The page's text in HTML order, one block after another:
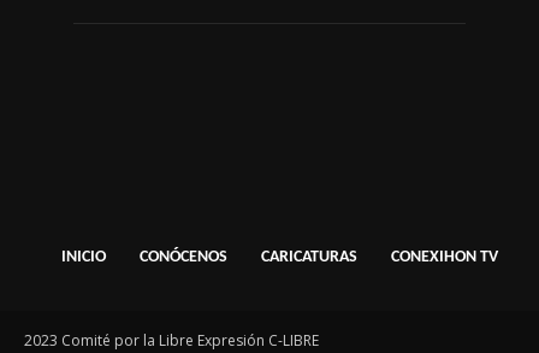
INICIO CONÓCENOS CARICATURAS CONEXIHON TV
2023 Comité por la Libre Expresión C-LIBRE